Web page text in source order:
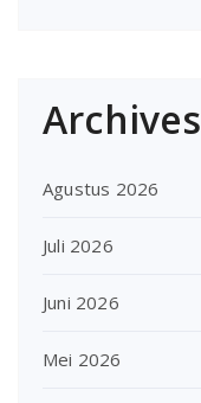
Archives
Agustus 2026
Juli 2026
Juni 2026
Mei 2026